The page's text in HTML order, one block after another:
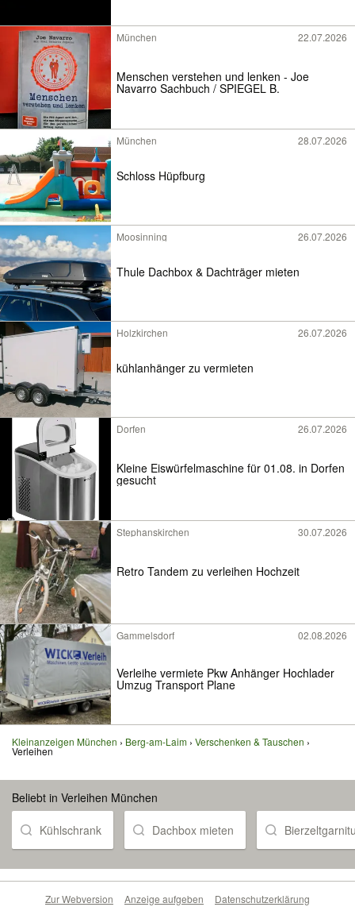
München 22.07.2026
Menschen verstehen und lenken - Joe
Navarro Sachbuch / SPIEGEL B.
München 28.07.2026
Schloss Hüpfburg
Moosinning 26.07.2026
Thule Dachbox & Dachträger mieten
Holzkirchen 26.07.2026
kühlanhänger zu vermieten
Dorfen 26.07.2026
Kleine Eiswürfelmaschine für 01.08. in Dorfen
gesucht
Stephanskirchen 30.07.2026
Retro Tandem zu verleihen Hochzeit
Gammelsdorf 02.08.2026
Verleihe vermiete Pkw Anhänger Hochlader
Umzug Transport Plane
Kleinanzeigen München Berg-am-Laim Verschenken & Tauschen
Verleihen
Beliebt in Verleihen München
Kühlschrank Dachbox mieten
Zur Webversion Anzeige aufgeben Datenschutzerklärung